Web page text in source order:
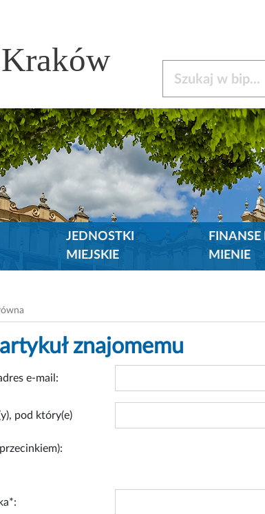
JEDNOSTKI
MIEJSKIE
FINANSE I
MIENIE
znajomemu
e-mail:
pod który(e)